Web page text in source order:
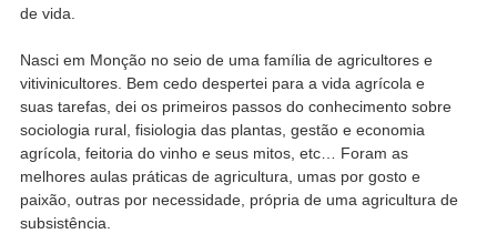
de vida.
Nasci em Monção no seio de uma família de agricultores e
vitivinicultores. Bem cedo despertei para a vida agrícola e
suas tarefas, dei os primeiros passos do conhecimento sobre
sociologia rural, fisiologia das plantas, gestão e economia
agrícola, feitoria do vinho e seus mitos, etc… Foram as
melhores aulas práticas de agricultura, umas por gosto e
paixão, outras por necessidade, própria de uma agricultura de
subsistência.